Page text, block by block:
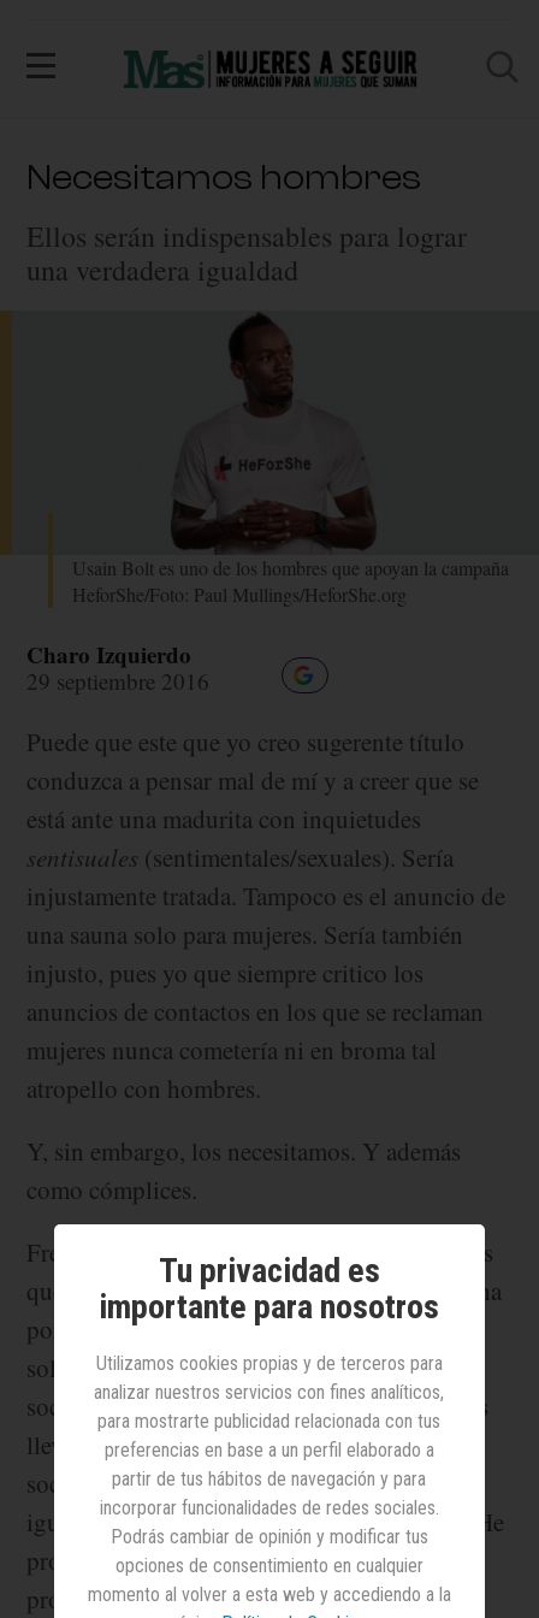
Necesitamos hombres
Ellos serán indispensables para lograr
una verdadera igualdad
Usain Bolt es uno de los hombres que apoyan la campaña
HeforShe/Foto: Paul Mullings/HeforShe.org
Charo Izquierdo
29 septiembre 2016
Puede que este que yo creo sugerente título
conduzca a pensar mal de mí y a creer que se
está ante una madurita con inquietudes
sentisuales (sentimentales/sexuales). Sería
injustamente tratada. Tampoco es el anuncio de
una sauna solo para mujeres. Sería también
injusto, pues yo que siempre critico los
anuncios de contactos en los que se reclaman
mujeres nunca cometería ni en broma tal
atropello con hombres.
Y, sin embargo, los necesitamos. Y además
como cómplices.
Frente a algunos movimientos antiguos en los
que parecía rechazarse su compañía en la lucha
por los derechos de la mujer que parecía que
solo afectaba al cincuenta por ciento de la
sociedad, muchas mujeres y muchos hombres
llevamos ya años votando a favor de una
sociedad en la que para pretender contar por
igual necesitamos luchar también por igual. He
procurado llevarlo siempre a cabo. He
procurado tomarlo como filosofía de vida y
Tu privacidad es
importante para nosotros
Utilizamos cookies propias y de terceros para
analizar nuestros servicios con fines analíticos,
para mostrarte publicidad relacionada con tus
preferencias en base a un perfil elaborado a
partir de tus hábitos de navegación y para
incorporar funcionalidades de redes sociales.
Podrás cambiar de opinión y modificar tus
opciones de consentimiento en cualquier
momento al volver a esta web y accediendo a la